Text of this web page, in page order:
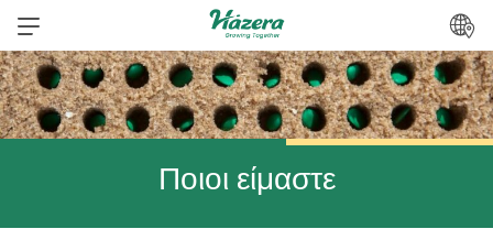
Μετάβαση
στο
περιεχόμενο
Ποιοι είμαστε